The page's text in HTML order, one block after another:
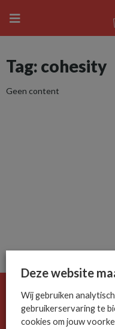
Tag: cohesity
Geen content
De ICT-wereld is
Meld je nu aan voor de
Deze website
Wij gebruiken
gebruikerservaring te
cookies om jouw